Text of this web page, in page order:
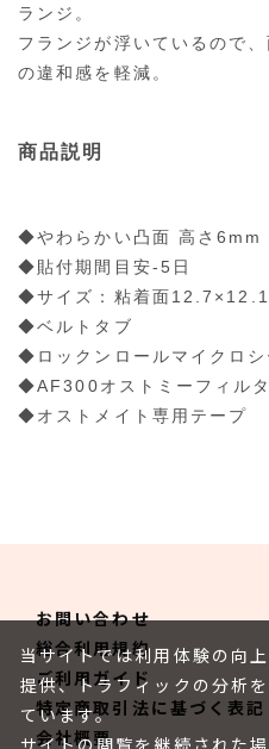
ランジ。
フランジが浮いているので
の違和感を軽減。
商品説明
◆やわらかい凸面 高さ6mm
◆貼付期間目安-5日
◆サイズ：粘着面
◆ベルトタブ
◆ロックンロールマイクロシ
◆AF300オストミーフィル
◆オストメイト専用テープ
お問い合わせ
総合利用規約
ご利用ガイド
特定商取引法に基づく表記
会社概要
当サイトでは利用体験の向
提供、トラフィックの分析
ています。